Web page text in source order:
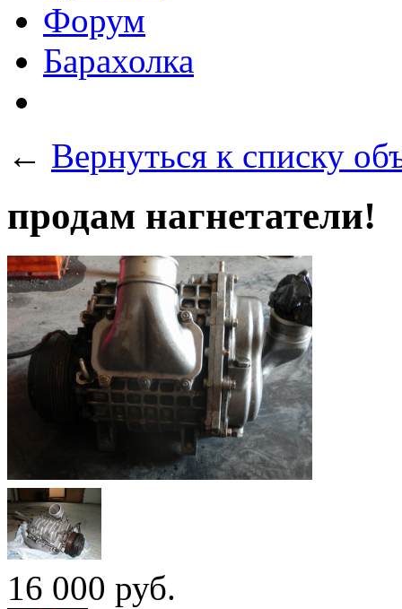
Форум
Барахолка
← Вернуться к списку
продам нагнетатели!
16 000 руб.